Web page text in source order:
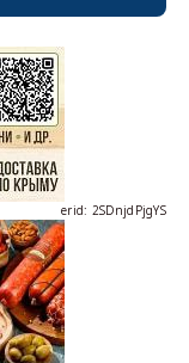
erid: 2SDnjdPjgYS
erid: 2SDnjdvhGXG